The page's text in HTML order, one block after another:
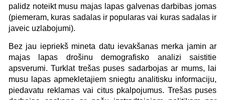
palidz noteikt musu majas lapas galvenas darbibas jomas
(piemeram, kuras sadalas ir popularas vai kuras sadalas ir
javeic uzlabojumi).
Bez jau iepriekš mineta datu ievakšanas merka jamin ar
majas lapas drošinu demografisko analizi saistitie
apsverumi. Turklat trešas puses sadarbojas ar mums, lai
musu lapas apmekletajiem sniegtu analitisku informaciju,
piedavatu reklamas vai citus pkalpojumus. Trešas puses